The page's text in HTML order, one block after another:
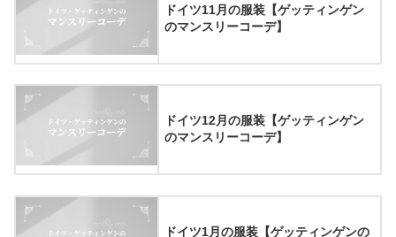
ドイツ11月の服装【ゲッティンゲン
のマンスリーコーデ】
ドイツ12月の服装【ゲッティンゲン
のマンスリーコーデ】
ドイツ1月の服装【ゲッティンゲンの